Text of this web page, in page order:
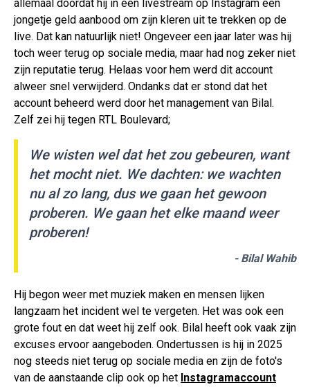
allemaal doordat hij in een livestream op Instagram een
jongetje geld aanbood om zijn kleren uit te trekken op de
live. Dat kan natuurlijk niet! Ongeveer een jaar later was hij
toch weer terug op sociale media, maar had nog zeker niet
zijn reputatie terug. Helaas voor hem werd dit account
alweer snel verwijderd. Ondanks dat er stond dat het
account beheerd werd door het management van Bilal.
Zelf zei hij tegen RTL Boulevard;
We wisten wel dat het zou gebeuren, want
het mocht niet. We dachten: we wachten
nu al zo lang, dus we gaan het gewoon
proberen. We gaan het elke maand weer
proberen!
- Bilal Wahib
Hij begon weer met muziek maken en mensen lijken
langzaam het incident wel te vergeten. Het was ook een
grote fout en dat weet hij zelf ook. Bilal heeft ook vaak zijn
excuses ervoor aangeboden. Ondertussen is hij in 2025
nog steeds niet terug op sociale media en zijn de foto's
van de aanstaande clip ook op het Instagramaccount